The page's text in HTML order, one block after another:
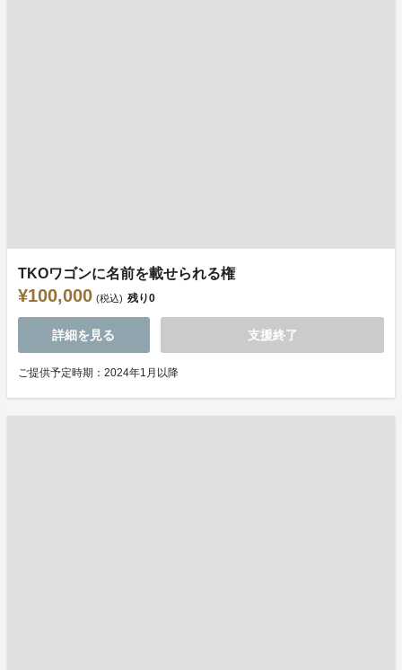
TKOワゴンに名前を載せられる権
¥100,000 (税込) 残り0
詳細を見る 支援終了
ご提供予定時期：2024年1月以降